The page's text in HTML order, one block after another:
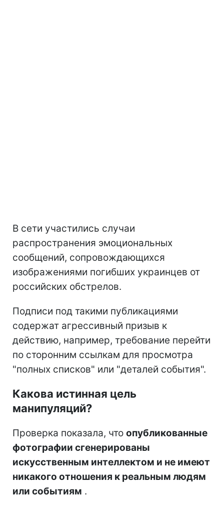
В сети участились случаи
распространения эмоциональных
сообщений, сопровождающихся
изображениями погибших украинцев от
российских обстрелов.
Подписи под такими публикациями
содержат агрессивный призыв к
действию, например, требование перейти
по сторонним ссылкам для просмотра
"полных списков" или "деталей события".
Какова истинная цель
манипуляций?
Проверка показала, что опубликованные
фотографии сгенерированы
искусственным интеллектом и не имеют
никакого отношения к реальным людям
или событиям .